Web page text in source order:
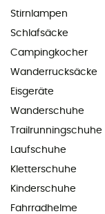
Stirnlampen
Schlafsäcke
Campingkocher
Wanderrucksäcke
Eisgeräte
Wanderschuhe
Trailrunningschuhe
Laufschuhe
Kletterschuhe
Kinderschuhe
Fahrradhelme